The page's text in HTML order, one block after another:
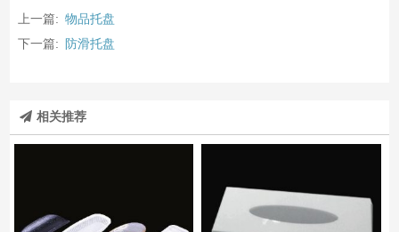
上一篇: 物品托盘
下一篇: 防滑托盘
相关推荐